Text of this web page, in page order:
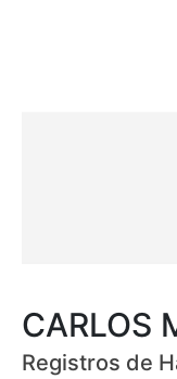
CARLOS
Registros de